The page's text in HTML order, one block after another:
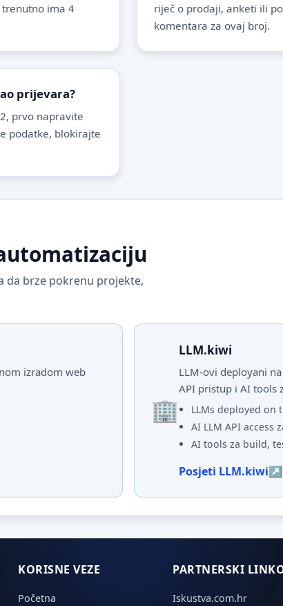
ima 4
riječ o prodaji, anketi ili
komentara za ovaj broj.
prijevara?
prvo napravite
podatke, blokirajte
da brze pokrenu projekte,
izradom web
LLM.kiwi
LLM-ovi deployani
API pristup i AI tools
LLMs deployed on
AI LLM API access
AI tools za build,
Posjeti LLM.kiwi
KORISNE VEZE
Početna
PARTNERSKI
Iskustva.com.hr